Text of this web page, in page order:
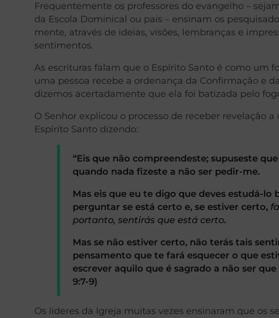
Frequentemente os professores do evangelho –
da Escola Dominical ou pais – ensinam os
mente, através de ideias, visões, lembranças e
sentimentos.
As escrituras falam que o Espírito Santo é como um
uma pessoa recebe a ordenança da Confirmação e
dizemos acertadamente que ela foi batizada pelo fogo
O Senhor explicou o processo de receber revelação
Espírito Santo dizendo:
“Eis que não compreendeste; supuseste
quando nada fizeste a não ser pedir-me.
Mas eis que eu te digo que deves estudá-
perguntar se está certo e, se estiver certo,
portanto, sentirás que está certo.
Mas se não estiver certo, não terás tais
pensamento que te fará esquecer o que
escrever aquilo que é sagrado a não ser
9:7-9)
Os líderes da Igreja muitas vezes ensinaram que os